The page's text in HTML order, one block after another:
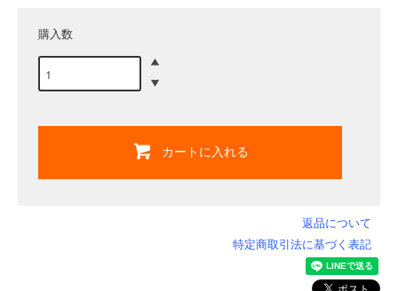
購入数
カートに入れる
返品について
特定商取引法に基づく表記